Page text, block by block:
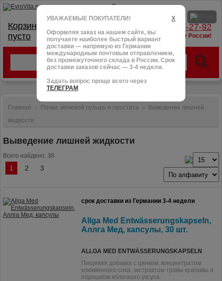
тел.: +7 (966) 095-27-92
доставим в любую точку России!
Корзина:
пусто
X
УВАЖАЕМЫЕ ПОКУПАТЕЛИ!
Оформляя заказ на нашем сайте, вы
получаете наиболее быстрый вариант
доставки — напрямую из Германии
международным почтовым отправлением,
без промежуточного склада в России. Срок
доставки заказов сейчас — 3-4 недели.
Задать вопрос проще всего через
ТЕЛЕГРАМ
Главная > Почки, мочевой пузырь и простата >
Выведение лишней
жидкости
Выведение лишней жидкости
Всего найдено: 36
1 2 3
срок доставки из Германии 3-4 недели
Allga Med Entwässerungskapseln,
Аллга Мед, капсулы, 30 шт.
ALLGA MED ENTWÄSSERUNGSKAPSELN
Пищевая добавка с цинком, концентратом
клюквенного сока, экстрактом травы крапивы и
порошком яблочного уксуса.